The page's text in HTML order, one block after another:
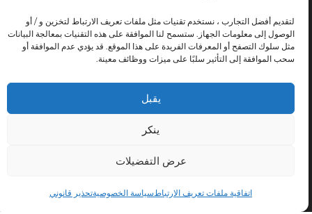
لتقديم أفضل التجارب ، نستخدم تقنيات مثل ملفات تعريف الارتباط لتخزين و / أو
الوصول إلى معلومات الجهاز. ستسمح لنا الموافقة على هذه التقنيات بمعالجة البيانات
مثل سلوك التصفح أو المعرفات الفريدة على هذا الموقع. قد يؤدي عدم الموافقة أو
سحب الموافقة إلى التأثير سلبًا على ميزات ووظائف معينة.
يقبل
ينكر
عرض التفضيلات
اتفاقية ملفات تعريف الارتباطسياسة الخصوصيةتحذير قانوني
+34 633 329 144
انضم إلى ال 9449 شخصًا الذين يتعلمون بالفعل
الانضمام سهل ومجاني. إلغاء الاشتراك أيضًا سهل.